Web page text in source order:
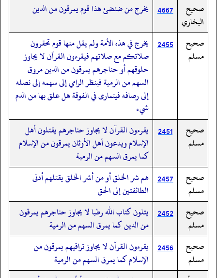
صحيح
البخاري
4667 يخرج من ضئضئ هذا قوم يمرقون من الدين
صحيح
مسلم
2455 يخرج في هذه الأمة ولم يقل منها قوم تحقرون
صلاتكم مع صلاتهم فيقرءون القرآن لا يجاوز
حلوقهم أو حناجرهم يمرقون من الدين مروق
السهم من الرمية فينظر الرامي إلى سهمه إلى نصله
إلى رصافه فيتمارى في الفوقة هل علق بها من الدم
شيء
صحيح
مسلم
2451
يقرءون القرآن لا يجاوز حناجرهم يقتلون أهل
الإسلام ويدعون أهل الأوثان يمرقون من الإسلام
كما يمرق السهم من الرمية
صحيح
مسلم
2457 هم شر الخلق أو من أشر الخلق يقتلهم أدنى
الطائفتين إلى الحق
صحيح
مسلم
2452 يتلون كتاب الله رطبا لا يجاوز حناجرهم يمرقون
من الدين كما يمرق السهم من الرمية
صحيح
مسلم
2456 يقرءون القرآن لا يجاوز تراقيهم يمرقون من
الإسلام كما يمرق السهم من الرمية